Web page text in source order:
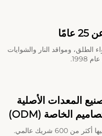
الطلق، ومواقد النار والشوايات
1998.
المعدات الأصلية
شريك عالمي.